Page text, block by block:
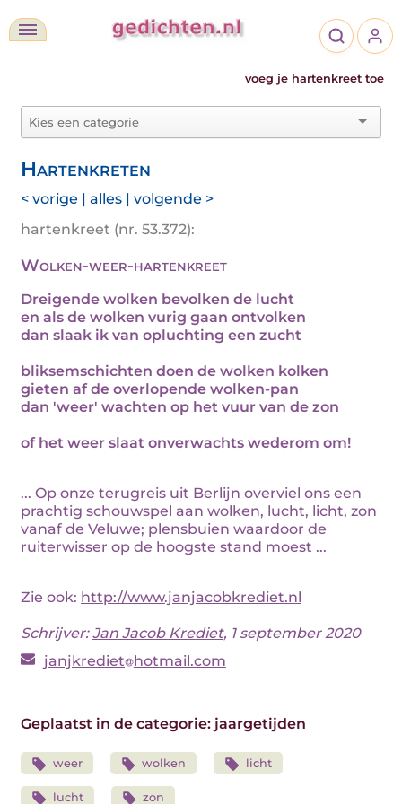
voeg je hartenkreet toe
Hartenkreten
< vorige | alles | volgende >
hartenkreet (nr. 53.372):
Wolken-weer-hartenkreet
Dreigende wolken bevolken de lucht
en als de wolken vurig gaan ontvolken
dan slaak ik van opluchting een zucht
bliksemschichten doen de wolken kolken
gieten af de overlopende wolken-pan
dan 'weer' wachten op het vuur van de zon
of het weer slaat onverwachts wederom om!
... Op onze terugreis uit Berlijn overviel ons een
prachtig schouwspel aan wolken, lucht, licht, zon
vanaf de Veluwe; plensbuien waardoor de
ruiterwisser op de hoogste stand moest ...
Zie ook: http://www.janjacobkrediet.nl
Schrijver:Jan Jacob Krediet, 1 september 2020
janjkrediet hotmail.com
Geplaatst in de categorie: jaargetijden
weer wolken licht
lucht zon